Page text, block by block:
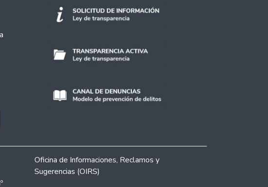
Oficina de Informaciones, Reclamos y
Sugerencias (OIRS)